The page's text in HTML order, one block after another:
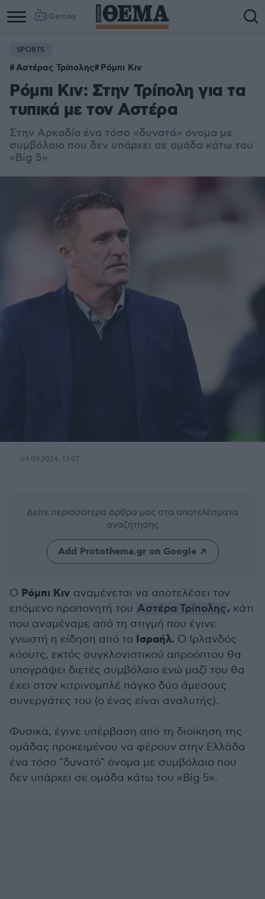
Games
SPORTS
Αστέρας Τρίπολης Ρόμπι Κιν
Ρόμπι Κιν: Στην Τρίπολη για τα
τυπικά με τον Αστέρα
Στην Αρκαδία ένα τόσο «δυνατό» όνομα με
συμβόλαιο που δεν υπάρχει σε ομάδα κάτω του
«Big 5»
04.09.2024, 13:07
Δείτε περισσότερα άρθρα μας στα αποτελέσματα
αναζήτησης
Add Protothema.gr on Google
Ο Ρόμπι Κιν αναμένεται να αποτελέσει τον
επόμενο προπονητή του Αστέρα Τρίπολης, κάτι
που αναμέναμε από τη στιγμή που έγινε
γνωστή η είδηση από το Ισραήλ. Ο Ιρλανδός
κόουτς, εκτός συγκλονιστικού απροόπτου θα
υπογράψει διετές συμβόλαιο ενώ μαζί του θα
έχει στον κιτρινομπλέ πάγκο δύο άμεσους
συνεργάτες του (ο ένας είναι αναλυτής).
Φυσικά, έγινε υπέρβαση από τη διοίκηση της
ομάδας προκειμένου να φέρουν στην Ελλάδα
ένα τόσο "δυνατό" όνομα με συμβόλαιο που
δεν υπάρχει σε ομάδα κάτω του «Big 5».